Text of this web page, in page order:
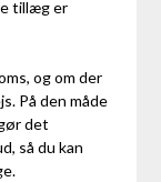
tillæg er
og om der
På den måde
det
så du kan